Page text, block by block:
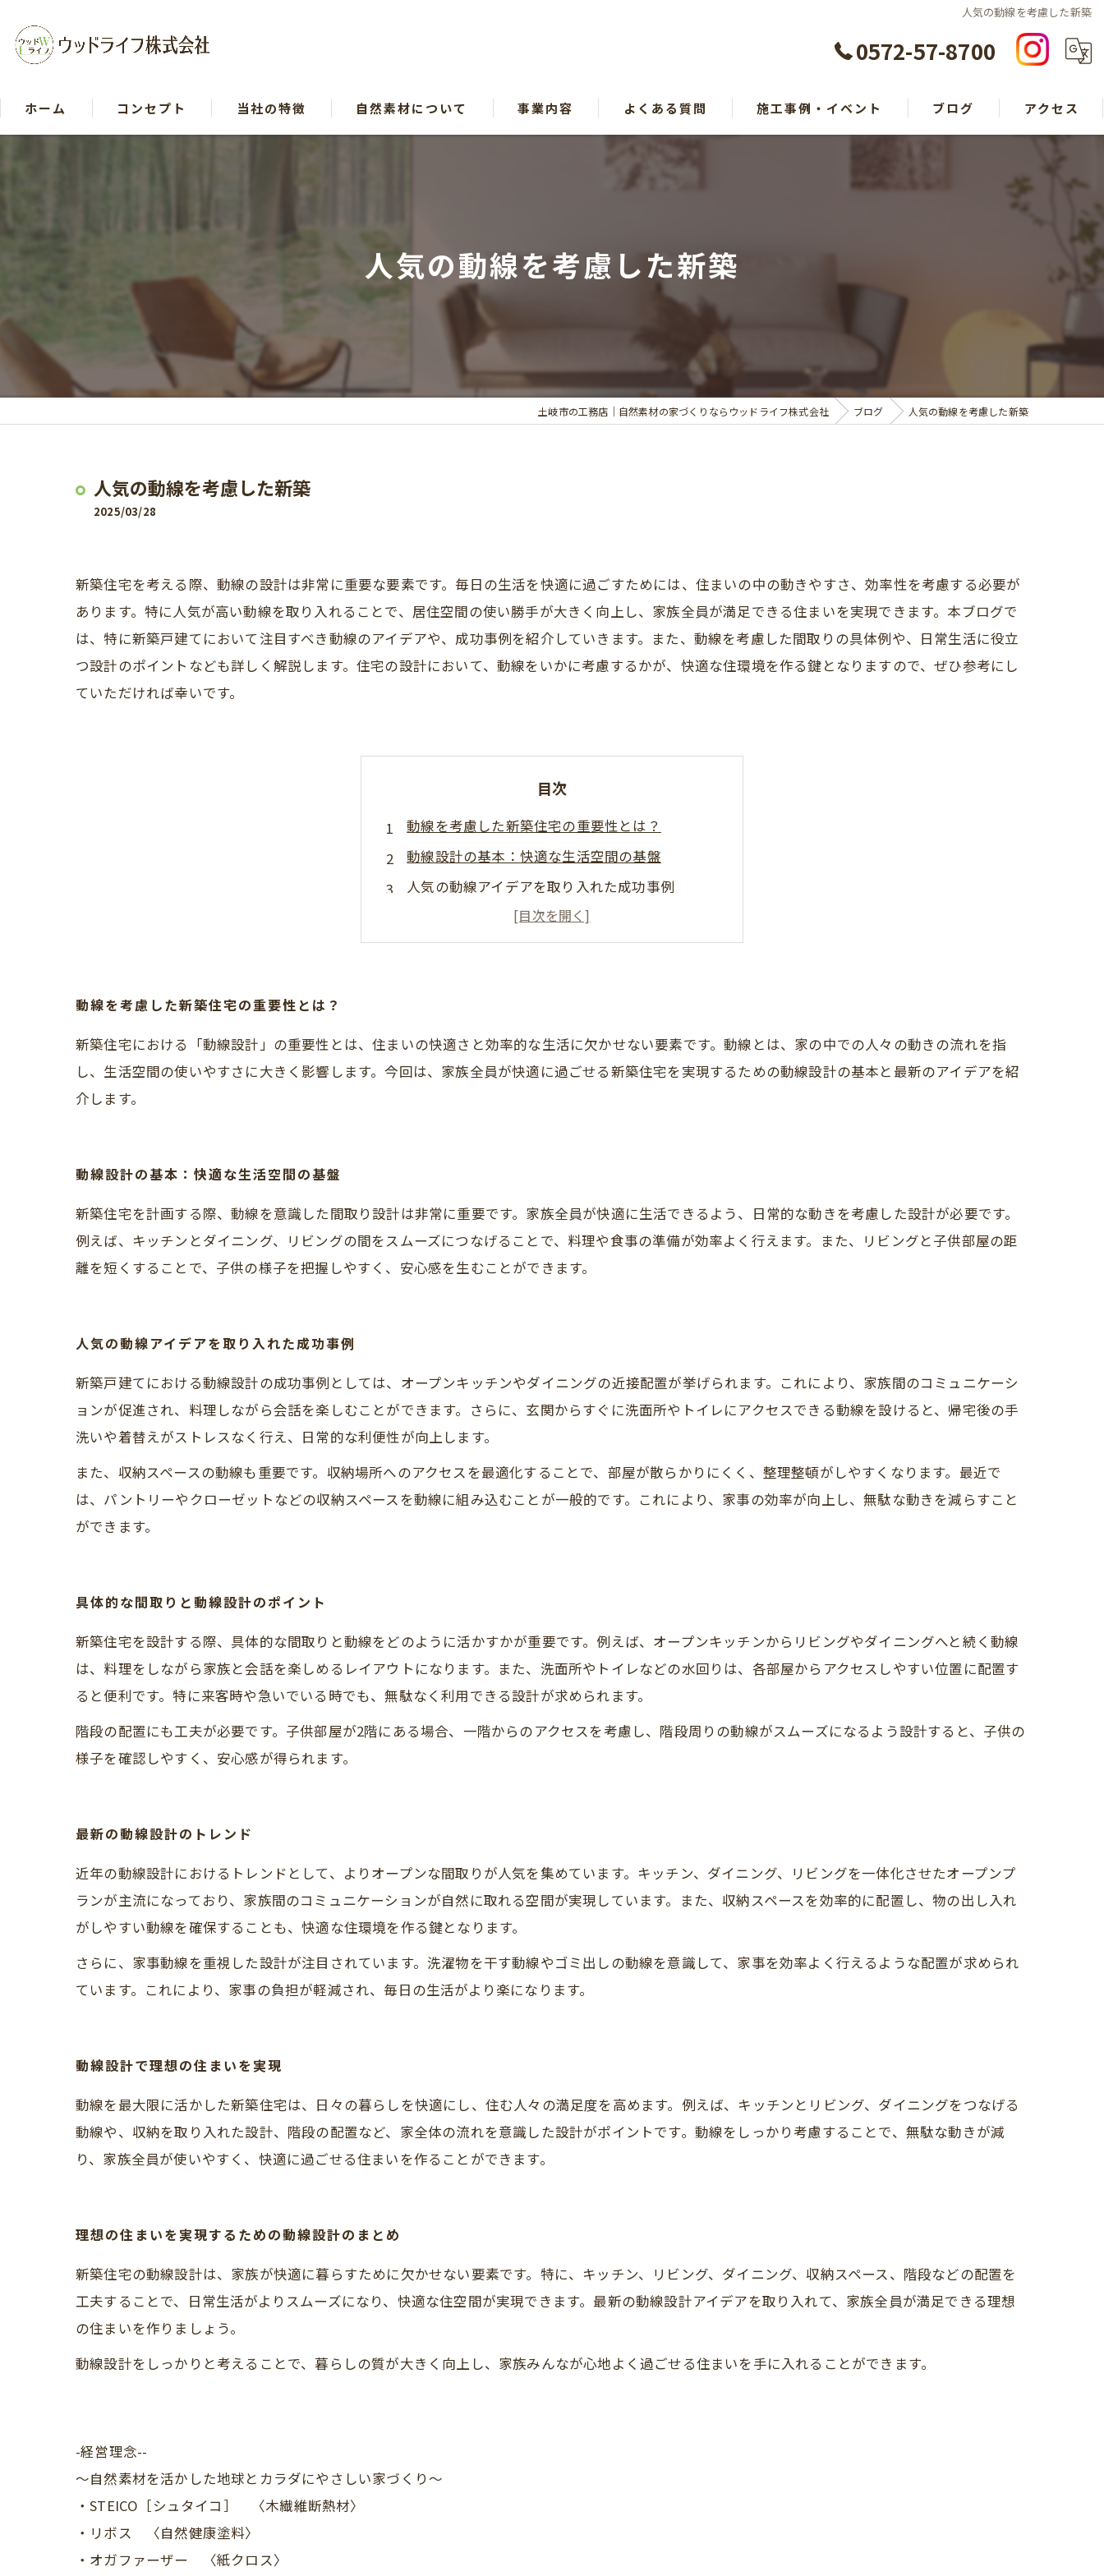
人気の動線を考慮した新築
0572-57-8700
ホーム コンセプト 当社の特徴
自然素材
イベント等
自然素材について 事業内容 よくある質問 施工事例・イベント ブログ アクセス
人気の動線を考慮した新築
土岐市の工務店｜自然素材の家づくりならウッドライフ株式会社 ブログ 人気の動線を考慮した新築
人気の動線を考慮した新築
2025/03/28
新築住宅を考える際、動線の設計は非常に重要な要素です。毎日の生活を快適に過ごすためには、住まいの中の動きやすさ、効率性を考慮する必要が
あります。特に人気が高い動線を取り入れることで、居住空間の使い勝手が大きく向上し、家族全員が満足できる住まいを実現できます。本ブログで
は、特に新築戸建てにおいて注目すべき動線のアイデアや、成功事例を紹介していきます。また、動線を考慮した間取りの具体例や、日常生活に役立
つ設計のポイントなども詳しく解説します。住宅の設計において、動線をいかに考慮するかが、快適な住環境を作る鍵となりますので、ぜひ参考にし
ていただければ幸いです。
目次
動線を考慮した新築住宅の重要性とは？
動線設計の基本：快適な生活空間の基盤
人気の動線アイデアを取り入れた成功事例
具体的な間取りと動線設計のポイント
最新の動線設計のトレンド
動線を考慮した新築住宅の重要性とは？
新築住宅における「動線設計」の重要性とは、住まいの快適さと効率的な生活に欠かせない要素です。動線とは、家の中での人々の動きの流れを指
し、生活空間の使いやすさに大きく影響します。今回は、家族全員が快適に過ごせる新築住宅を実現するための動線設計の基本と最新のアイデアを紹
介します。
動線設計の基本：快適な生活空間の基盤
新築住宅を計画する際、動線を意識した間取り設計は非常に重要です。家族全員が快適に生活できるよう、日常的な動きを考慮した設計が必要です。
例えば、キッチンとダイニング、リビングの間をスムーズにつなげることで、料理や食事の準備が効率よく行えます。また、リビングと子供部屋の距
離を短くすることで、子供の様子を把握しやすく、安心感を生むことができます。
人気の動線アイデアを取り入れた成功事例
新築戸建てにおける動線設計の成功事例としては、オープンキッチンやダイニングの近接配置が挙げられます。これにより、家族間のコミュニケーシ
ョンが促進され、料理しながら会話を楽しむことができます。さらに、玄関からすぐに洗面所やトイレにアクセスできる動線を設けると、帰宅後の手
洗いや着替えがストレスなく行え、日常的な利便性が向上します。
また、収納スペースの動線も重要です。収納場所へのアクセスを最適化することで、部屋が散らかりにくく、整理整頓がしやすくなります。最近で
は、パントリーやクローゼットなどの収納スペースを動線に組み込むことが一般的です。これにより、家事の効率が向上し、無駄な動きを減らすこと
ができます。
具体的な間取りと動線設計のポイント
新築住宅を設計する際、具体的な間取りと動線をどのように活かすかが重要です。例えば、オープンキッチンからリビングやダイニングへと続く動線
は、料理をしながら家族と会話を楽しめるレイアウトになります。また、洗面所やトイレなどの水回りは、各部屋からアクセスしやすい位置に配置す
ると便利です。特に来客時や急いでいる時でも、無駄なく利用できる設計が求められます。
階段の配置にも工夫が必要です。子供部屋が2階にある場合、一階からのアクセスを考慮し、階段周りの動線がスムーズになるよう設計すると、子供の
様子を確認しやすく、安心感が得られます。
最新の動線設計のトレンド
近年の動線設計におけるトレンドとして、よりオープンな間取りが人気を集めています。キッチン、ダイニング、リビングを一体化させたオープンプ
ランが主流になっており、家族間のコミュニケーションが自然に取れる空間が実現しています。また、収納スペースを効率的に配置し、物の出し入れ
がしやすい動線を確保することも、快適な住環境を作る鍵となります。
さらに、家事動線を重視した設計が注目されています。洗濯物を干す動線やゴミ出しの動線を意識して、家事を効率よく行えるような配置が求められ
ています。これにより、家事の負担が軽減され、毎日の生活がより楽になります。
動線設計で理想の住まいを実現
動線を最大限に活かした新築住宅は、日々の暮らしを快適にし、住む人々の満足度を高めます。例えば、キッチンとリビング、ダイニングをつなげる
動線や、収納を取り入れた設計、階段の配置など、家全体の流れを意識した設計がポイントです。動線をしっかり考慮することで、無駄な動きが減
り、家族全員が使いやすく、快適に過ごせる住まいを作ることができます。
理想の住まいを実現するための動線設計のまとめ
新築住宅の動線設計は、家族が快適に暮らすために欠かせない要素です。特に、キッチン、リビング、ダイニング、収納スペース、階段などの配置を
工夫することで、日常生活がよりスムーズになり、快適な住空間が実現できます。最新の動線設計アイデアを取り入れて、家族全員が満足できる理想
の住まいを作りましょう。
動線設計をしっかりと考えることで、暮らしの質が大きく向上し、家族みんなが心地よく過ごせる住まいを手に入れることができます。
-経営理念--
～自然素材を活かした地球とカラダにやさしい家づくり～
・STEICO［シュタイコ］ 〈木繊維断熱材〉
・リボス 〈自然健康塗料〉
・オガファーザー 〈紙クロス〉